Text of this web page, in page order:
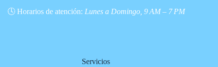
🕓 Horarios de atención: Lunes a Domingo, 9 AM – 7 PM
Servicios